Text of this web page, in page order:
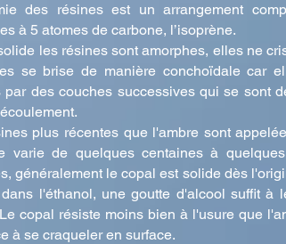
des résines est un arrangement
à 5 atomes de carbone, l’isoprène.
les résines sont amorphes, elles ne
se brise de manière conchoïdale car
par des couches successives qui se sont
plus récentes que l'ambre sont
varie de quelques centaines à
généralement le copal est solide dès
l'éthanol, une goutte d'alcool suffit à
copal résiste moins bien à l'usure que
à se craqueler en surface.